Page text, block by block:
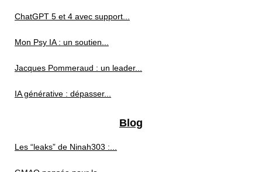
ChatGPT 5 et 4 avec support...
Mon Psy IA : un soutien...
Jacques Pommeraud : un leader...
IA générative : dépasser...
Blog
Les “leaks” de Ninah303 :...